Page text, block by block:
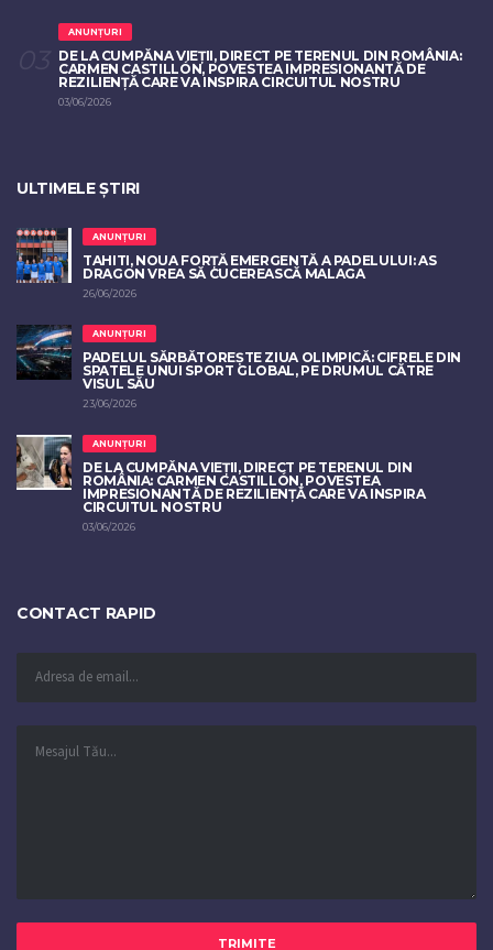
ANUNȚURI
DE LA CUMPĂNA VIEȚII, DIRECT PE TERENUL DIN ROMÂNIA:
CARMEN CASTILLÓN, POVESTEA IMPRESIONANTĂ DE
REZILIENȚĂ CARE VA INSPIRA CIRCUITUL NOSTRU
03/06/2026
ULTIMELE ȘTIRI
ANUNȚURI
TAHITI, NOUA FORȚĂ EMERGENTĂ A PADELULUI: AS
DRAGON VREA SĂ CUCEREASCĂ MALAGA
26/06/2026
ANUNȚURI
PADELUL SĂRBĂTOREȘTE ZIUA OLIMPICĂ: CIFRELE DIN
SPATELE UNUI SPORT GLOBAL, PE DRUMUL CĂTRE
VISUL SĂU
23/06/2026
ANUNȚURI
DE LA CUMPĂNA VIEȚII, DIRECT PE TERENUL DIN
ROMÂNIA: CARMEN CASTILLÓN, POVESTEA
IMPRESIONANTĂ DE REZILIENȚĂ CARE VA INSPIRA
CIRCUITUL NOSTRU
03/06/2026
CONTACT RAPID